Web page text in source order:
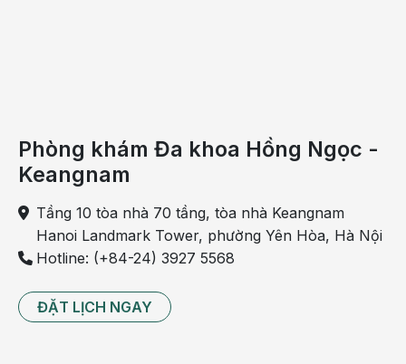
Phòng khám Đa khoa Hồng Ngọc -
Keangnam
Tầng 10 tòa nhà 70 tầng, tòa nhà Keangnam
Hanoi Landmark Tower, phường Yên Hòa, Hà Nội
Hotline: (+84-24) 3927 5568
ĐẶT LỊCH NGAY